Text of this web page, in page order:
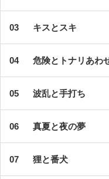
キスとスキ
危険とトナリあわ
波乱と手打ち
真夏と夜の夢
狸と番犬